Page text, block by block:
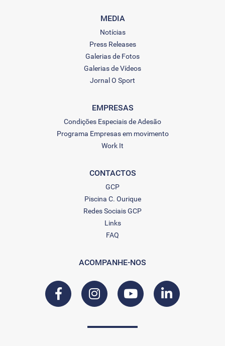
MEDIA
Notícias
Press Releases
Galerias de Fotos
Galerias de Vídeos
Jornal O Sport
EMPRESAS
Condições Especiais de Adesão
Programa Empresas em movimento
Work It
CONTACTOS
GCP
Piscina C. Ourique
Redes Sociais GCP
Links
FAQ
ACOMPANHE-NOS